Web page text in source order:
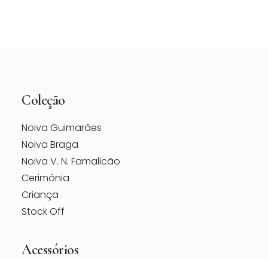
Coleção
Noiva Guimarães
Noiva Braga
Noiva V. N. Famalicão
Cerimónia
Criança
Stock Off
Acessórios